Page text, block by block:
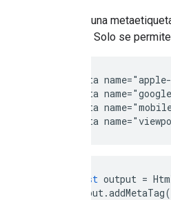
Agrega una
ignoran. Solo se
<meta
<meta
<meta
<meta
const output =
output.addMetaTag(